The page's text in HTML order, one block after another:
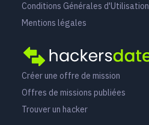
Conditions Générales d'Utilisation
Mentions légales
Créer une offre de mission
Offres de missions publiées
Trouver un hacker